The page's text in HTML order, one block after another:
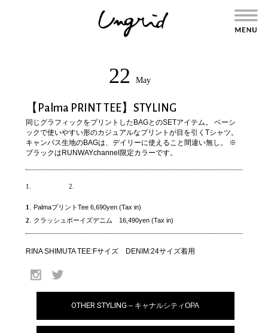
22 May
【Palma PRINT TEE】STYLING
同じグラフィックをプリントしたBAGとのSETアイテム。 ベーシ
ックで使いやすい形のカジュアルなプリントが目を引くTシャツ。
キャンバス生地のBAGは、デイリーに使えること間違い無し。 ※
ブラックはRUNWAYchannel限定カラーです。
1. 2.
1
PalmaプリントTee 6,690yen (Tax in)
2
クラッシュボーイズデニム 16,490yen (Tax in)
RINA SHIMUTA TEE:Fサイズ DENIM:24サイズ着用
OTHER STYLING – キャナルシティOPA